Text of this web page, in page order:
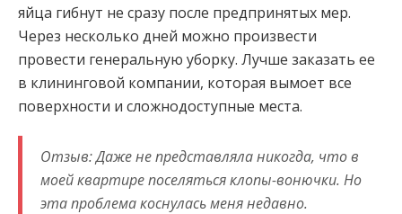
яйца гибнут не сразу после предпринятых мер.
Через несколько дней можно произвести
провести генеральную уборку. Лучше заказать ее
в клининговой компании, которая вымоет все
поверхности и сложнодоступные места.
Отзыв: Даже не представляла никогда, что в
моей квартире поселяться клопы-вонючки. Но
эта проблема коснулась меня недавно.